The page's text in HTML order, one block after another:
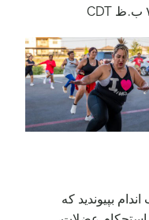
CDT
بپیوندید که